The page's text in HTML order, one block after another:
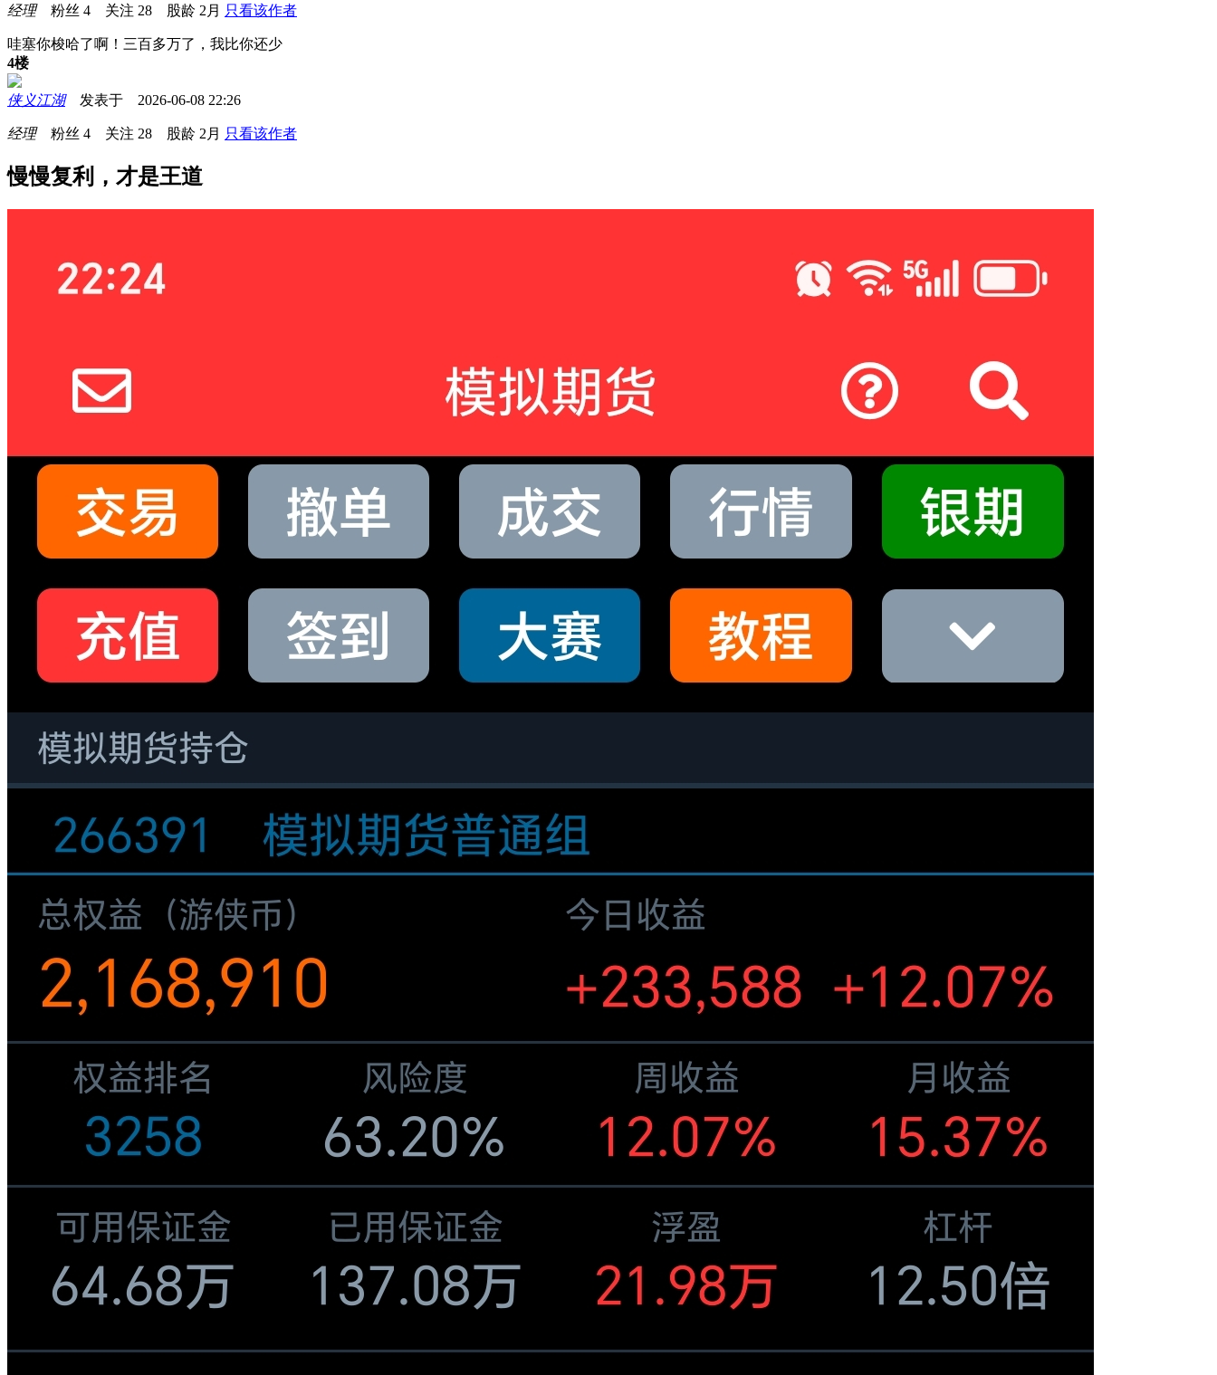
经理粉丝 4 关注 28 股龄 2月 只看该作者
哇塞你梭哈了啊！三百多万了，我比你还少
4楼
侠义江湖发表于 2026-06-08 22:26
经理粉丝 4 关注 28 股龄 2月 只看该作者
慢慢复利，才是王道